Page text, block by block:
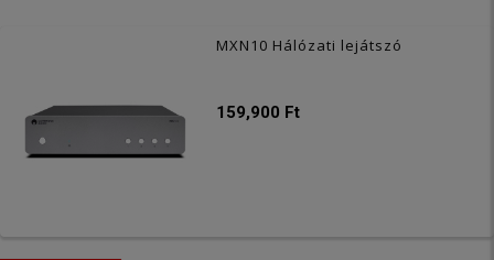
MXN10 Hálózati lejátszó
159,900 Ft